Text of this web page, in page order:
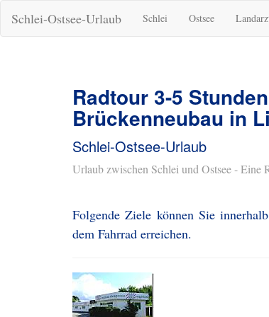
Schlei-Ostsee-Urlaub Schlei Ostsee
Radtour 3-5 Stunden
Brückenneubau in
Schlei-Ostsee-Urlaub
Urlaub zwischen Schlei und Ostsee - Eine
Folgende Ziele können Sie
dem Fahrrad erreichen.